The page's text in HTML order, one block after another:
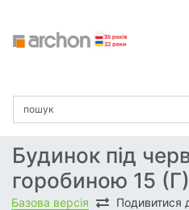
Будинок під
горобиною 15 (Г)
Базова версія Подивитися